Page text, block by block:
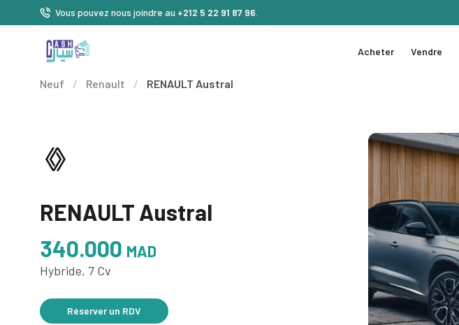
Vous pouvez nous joindre au +212 5 22 91 87 96
Acheter Vendre
Neuf / Renault / RENAULT Austral
RENAULT Austral
340.000 MAD
Hybride, 7 Cv
Réserver un RDV